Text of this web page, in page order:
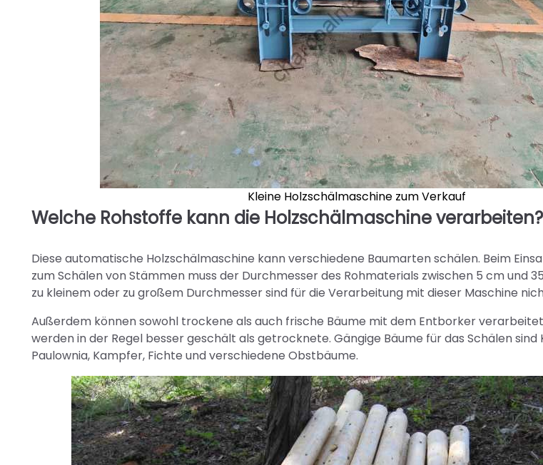
Kleine Holzschälmaschine zum Verkauf
Welche Rohstoffe kann die Holzschälmaschine verarbeiten?
Diese automatische Holzschälmaschine kann verschiedene Baumarten schälen. Beim
zum Schälen von Stämmen muss der Durchmesser des Rohmaterials zwischen 5 cm und
zu kleinem oder zu großem Durchmesser sind für die Verarbeitung mit dieser Maschine
Außerdem können sowohl trockene als auch frische Bäume mit dem Entborker
werden in der Regel besser geschält als getrocknete. Gängige Bäume für das Schälen sind
Paulownia, Kampfer, Fichte und verschiedene Obstbäume.